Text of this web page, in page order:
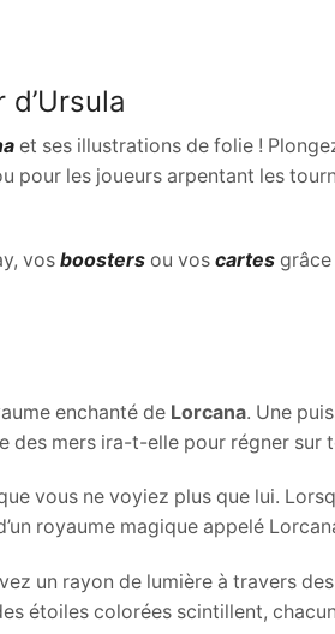
et ses illustrations de folie !
les joueurs arpentant les
vos boosters ou vos cartes grâce
enchanté de Lorcana. Une
des mers ira-t-elle pour régner sur
vous ne voyiez plus que lui.
royaume magique appelé
un rayon de lumière à travers
étoiles colorées scintillent,